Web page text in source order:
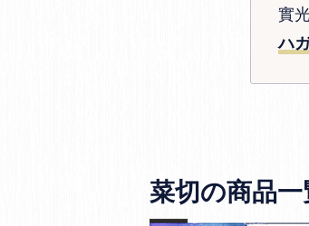
實
ハ
菜切の商品一